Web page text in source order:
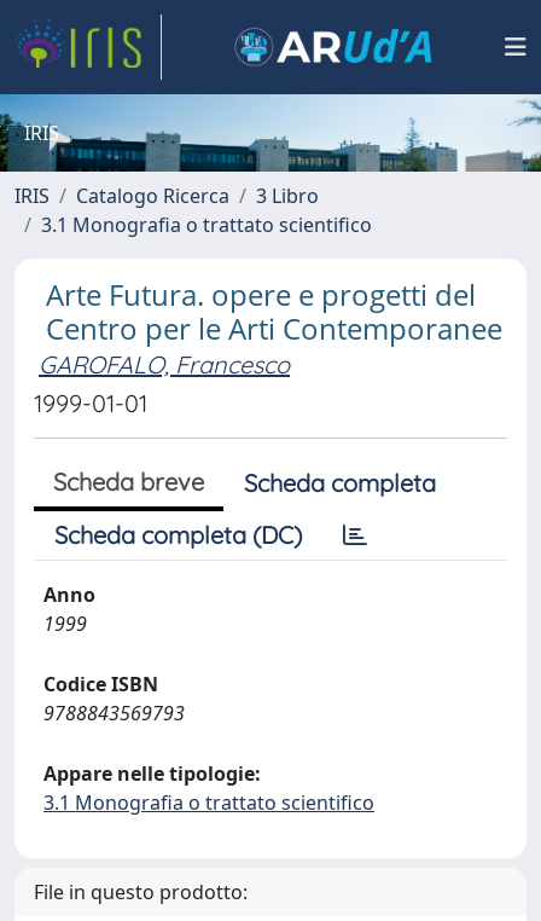
IRIS
IRIS Catalogo Ricerca
3 Libro
3.1 Monografia o trattato scientifico
Arte Futura. opere e progetti del
Centro per le Arti Contemporanee
GAROFALO, Francesco
1999-01-01
Scheda breve
Scheda completa
Scheda completa (DC)
Anno
1999
Codice ISBN
9788843569793
Appare nelle tipologie:
3.1 Monografia o trattato scientifico
File in questo prodotto: